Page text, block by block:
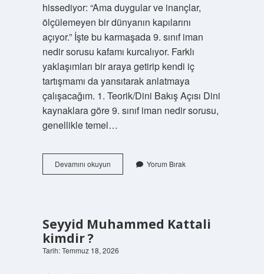
Bilgi
hissediyor: “Ama duygular ve inançlar,
ölçülemeyen bir dünyanın kapılarını
açıyor.” İşte bu karmaşada 9. sınıf iman
nedir sorusu kafamı kurcalıyor. Farklı
yaklaşımları bir araya getirip kendi iç
tartışmamı da yansıtarak anlatmaya
çalışacağım. 1. Teorik/Dini Bakış Açısı Dini
kaynaklara göre 9. sınıf iman nedir sorusu,
genellikle temel…
Devamını okuyun9
sinif
Yorum Bırak
Seyyid Muhammed Kattali
kimdir ?
Tarih: Temmuz 18, 2026